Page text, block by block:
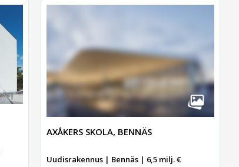
AXÅKERS SKOLA, BENNÄS
Uudisrakennus | Bennäs | 6,5 milj. €